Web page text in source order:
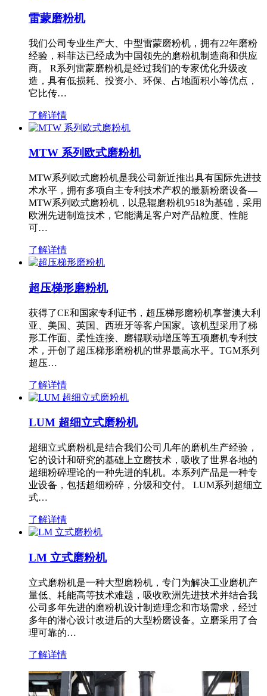
雷蒙磨粉机
我们公司专业生产大、中型雷蒙磨粉机，拥有22年磨粉
经验，科菲达已经成为中国领先的磨粉机制造商和供应
商。 R系列雷蒙磨粉机是经过我们的专家优化升级改
造，具有低损耗、投资小、环保、占地面积小等优点，
它比传…
了解详情
MTW 系列欧式磨粉机
MTW系列欧式磨粉机是我公司新近推出具有国际先进技
术水平，拥有多项自主专利技术产权的最新粉磨设备—
MTW系列欧式磨粉机，以悬辊磨粉机9518为基础，采用
欧洲先进制造技术，它能满足客户对产品粒度、性能
可…
了解详情
超压梯形磨粉机
获得了CE和国家专利证书，超压梯形磨粉机享誉澳大利
亚、美国、英国、西班牙等客户国家。该机型采用了梯
形工作面、柔性连接、磨辊联动增压等五项磨机专利技
术，开创了超压梯形磨粉机的世界最高水平。TGM系列
超压…
了解详情
LUM 超细立式磨粉机
超细立式磨粉机是结合我们公司几年的磨机生产经验，
它的设计和研究的基础上立磨技术，吸收了世界各地的
超细粉碎理论的一种先进的轧机。本系列产品是一种专
业设备，包括超细粉碎，分级和交付。 LUM系列超细立
式…
了解详情
LM 立式磨粉机
立式磨粉机是一种大型磨粉机，专门为解决工业磨机产
量低、耗能高等技术难题，吸收欧洲先进技术并结合我
公司多年先进的磨粉机设计制造理念和市场需求，经过
多年的潜心设计改进后的大型粉磨设备。立磨采用了合
理可靠的…
了解详情